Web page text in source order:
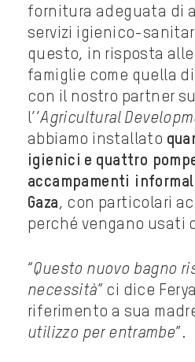
fornitura adeguata di
servizi igienico-
questo, in risposta
famiglie come quella
con il nostro partner
l’’Agricultural
abbiamo installato
igienici e quattro
accampamenti
Gaza, con particolari
perché vengano usati
“Questo nuovo bagno
necessità” ci dice
riferimento a sua
utilizzo per entrambe”.